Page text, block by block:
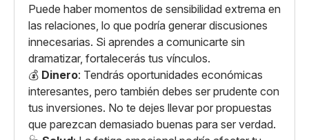
Puede haber momentos de sensibilidad extrema en
las relaciones, lo que podría generar discusiones
innecesarias. Si aprendes a comunicarte sin
dramatizar, fortalecerás tus vínculos.
💰 Dinero: Tendrás oportunidades económicas
interesantes, pero también debes ser prudente con
tus inversiones. No te dejes llevar por propuestas
que parezcan demasiado buenas para ser verdad.